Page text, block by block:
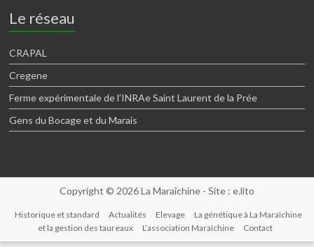
Le réseau
CRAPAL
Cregene
Ferme expérimentale de l’INRAe Saint Laurent de la Prée
Gens du Bocage et du Marais
Copyright © 2026La Maraîchine- Site : e.lito
Historique et standard Actualités Elevage
La génétique à La Maraîchine
et la gestion des taureaux
L’association Maraîchine Contact